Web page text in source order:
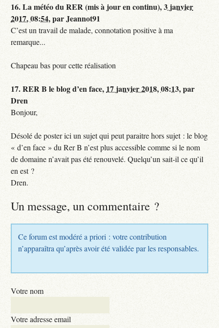
16.La météo du RER (mis à jour en continu),3 janvier
2017, 08:54,parJeannot91
C’est un travail de malade, connotation positive à ma
remarque...
Chapeau bas pour cette réalisation
17.RER B le blog d’en face, 17 janvier 2018, 08:13,par
Dren
Bonjour,
Désolé de poster ici un sujet qui peut paraitre hors sujet : le blog
« d’en face » du Rer B n’est plus accessible comme si le nom
de domaine n’avait pas été renouvelé. Quelqu’un sait-il ce qu’il
en est ?
Dren.
Un message, un commentaire ?
Ce forum est modéré a priori : votre contribution
n’apparaîtra qu’après avoir été validée par les responsables.
Votre nom
Votre adresse email